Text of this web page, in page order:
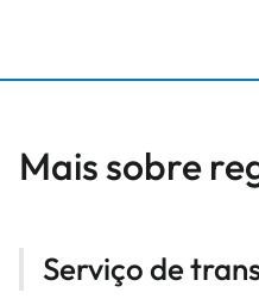
Mais sobre
Serviço de